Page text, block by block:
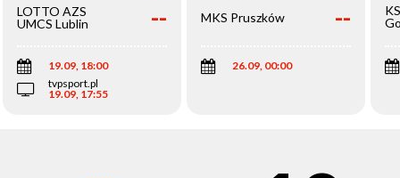
LOTTO AZS
UMCS Lublin
--
19.09, 18:00
tvpsport.pl
19.09, 17:55
MKS Pruszków --
26.09, 00:00